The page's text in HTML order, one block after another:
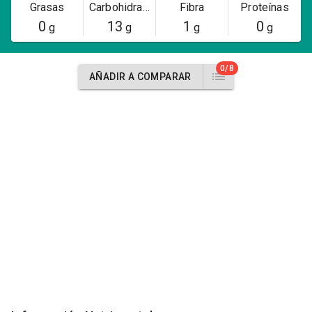
Grasas
0 g
Carbohidratos
13 g
Fibra
1 g
Proteínas
0 g
AÑADIR A COMPARAR
0/8